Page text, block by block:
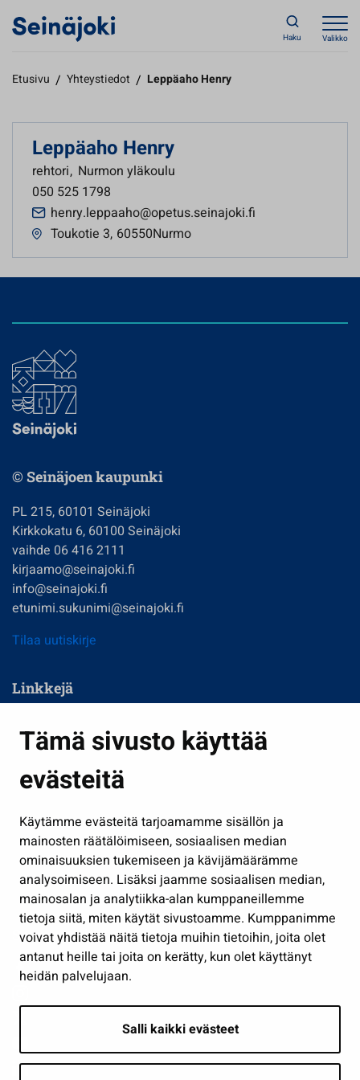
Tämä sivusto käyttää
evästeitä
Käytämme evästeitä tarjoamamme sisällön ja
mainosten räätälöimiseen, sosiaalisen median
ominaisuuksien tukemiseen ja kävijämäärämme
analysoimiseen. Lisäksi jaamme sosiaalisen median,
mainosalan ja analytiikka-alan kumppaneillemme
tietoja siitä, miten käytät sivustoamme. Kumppanimme
voivat yhdistää näitä tietoja muihin tietoihin, joita olet
antanut heille tai joita on kerätty, kun olet käyttänyt
heidän palvelujaan.
Salli kaikki evästeet
Haku Valikko
Etusivu / Yhteystiedot / Leppäaho Henry
Leppäaho Henry
rehtori, Nurmon yläkoulu
050 525 1798
henry.leppaaho@opetus.seinajoki.fi
Toukotie 3, 60550Nurmo
© Seinäjoen kaupunki
PL 215, 60101 Seinäjoki
Kirkkokatu 6, 60100 Seinäjoki
vaihde 06 416 2111
kirjaamo@seinajoki.fi
info@seinajoki.fi
etunimi.sukunimi@seinajoki.fi
Tilaa uutiskirje
Linkkejä
Kasvatus ja opetus
Kulttuuri ja liikunta
Työ ja yrittäminen
Osallistu ja asioi
Näytä omat evästeasetukseni
Seuraa meitä